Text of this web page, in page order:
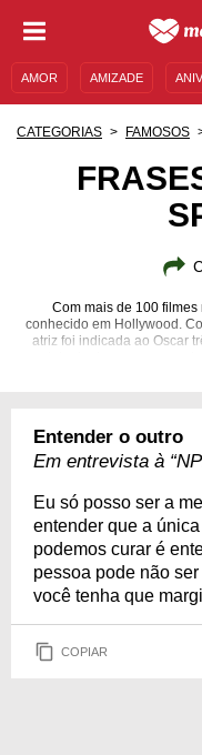
AMOR AMIZADE
CATEGORIAS FAMOSOS
Com mais de 100
conhecido em Hollywood.
atriz foi indicada ao Oscar
estatueta de ouro por seu
Entender o outro
Em entrevista à
Eu só posso ser a
entender que a
podemos curar é
pessoa pode não
você tenha que
COPIAR